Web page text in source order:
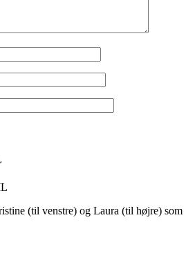
(til venstre) og Laura (til højre) som